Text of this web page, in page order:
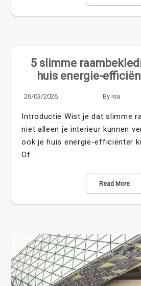
5 slimme
huis energie-
26/03/2026 By Isa
Introductie Wist je dat slimme
niet alleen je interieur kunnen
ook je huis energie-efficiënter
Of…
Read More